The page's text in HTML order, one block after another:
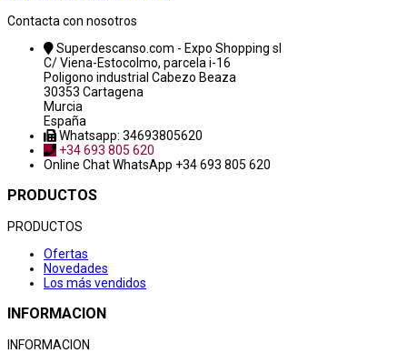
Contacta con nosotros
Superdescanso.com - Expo Shopping sl
C/ Viena-Estocolmo, parcela i-16
Poligono industrial Cabezo Beaza
30353 Cartagena
Murcia
España
Whatsapp: 34693805620
+34 693 805 620
Online ChatWhatsApp +34 693 805 620
PRODUCTOS
PRODUCTOS
Ofertas
Novedades
Los más vendidos
INFORMACION
INFORMACION